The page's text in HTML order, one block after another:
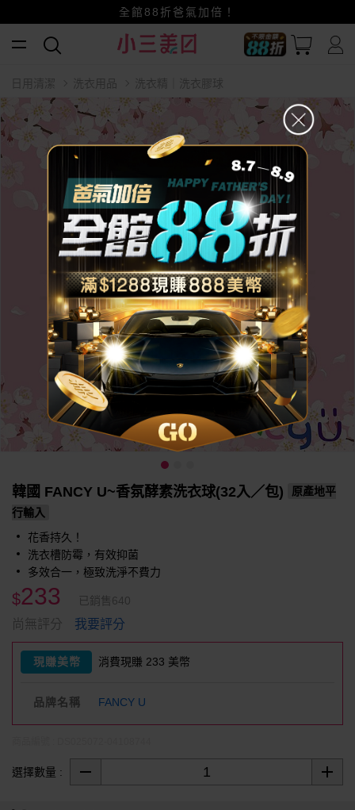
賺美幣~換好禮~立即換GO~
小三美日x全支付~美幣+全點折上折超划算
全館88折爸氣加倍！
日用清潔 洗衣用品 洗衣精｜洗衣膠球
韓國 FANCY U~香氛酵素洗衣球(32入／包)
原產地平
行輸入
花香持久！
洗衣槽防霉，有效抑菌
多效合一，極致洗淨不費力
$233 已銷售640
尚無評分 我要評分
現賺美幣 消費現賺 233 美幣
品牌名稱 FANCY U
選擇數量 :